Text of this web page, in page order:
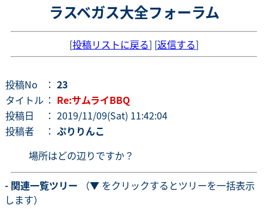
ラスベガス大全フォーラム
[投稿リストに戻る] [返信する]
投稿No ： 23
タイトル ： Re:サムライBBQ
投稿日
： 2019/11/09(Sat) 11:42:04
投稿者
： ぷりりんこ
場所はどの辺りですか？
- 関連一覧ツリー （▼ をクリックするとツリーを一括表示
します）